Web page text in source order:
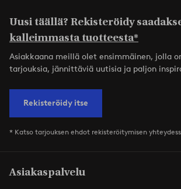
Uusi täällä? Rekisteröidy
kalleimmasta tuotteesta*
Asiakkaana meillä olet ensimmäinen, jolla
tarjouksia, jännittäviä uutisia ja paljon
Rekisteröidy itse
* Katso tarjouksen ehdot rekisteröitymisen
Asiakaspalvelu